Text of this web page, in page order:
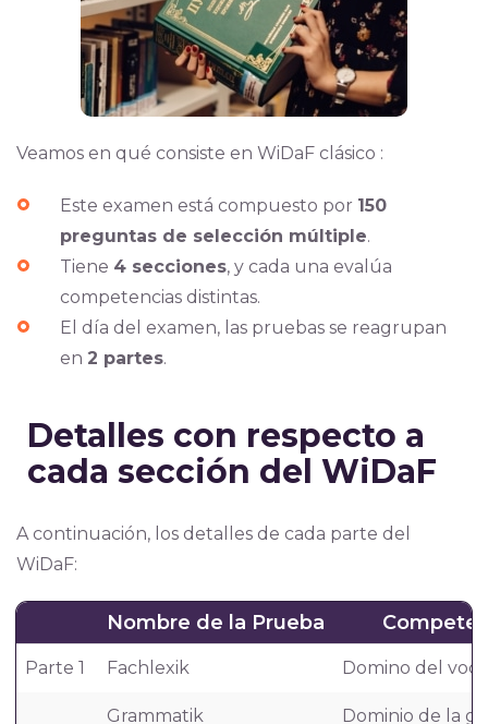
Veamos en qué consiste en WiDaF clásico :
Este examen está compuesto por 150
preguntas de selección múltiple.
Tiene 4 secciones, y cada una evalúa
competencias distintas.
El día del examen, las pruebas se reagrupan
en 2 partes.
Detalles con respecto a
cada sección del WiDaF
A continuación, los detalles de cada parte del
WiDaF:
Nombre de la Prueba
Parte 1 Fachlexik Domino del
Grammatik Dominio de la